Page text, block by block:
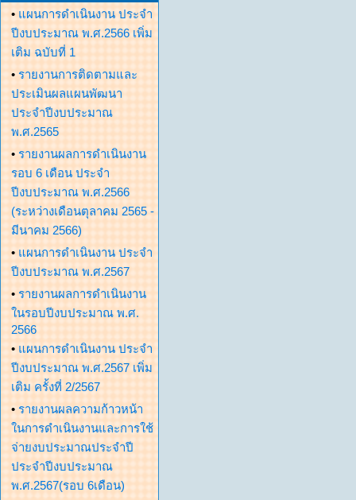
• แผนการดำเนินงาน ประจำ
ปีงบประมาณ พ.ศ.2566 เพิ่ม
เติม ฉบับที่ 1
• รายงานการติดตามและ
ประเมินผลแผนพัฒนา
ประจำปีงบประมาณ
พ.ศ.2565
• รายงานผลการดำเนินงาน
รอบ 6 เดือน ประจำ
ปีงบประมาณ พ.ศ.2566
(ระหว่างเดือนตุลาคม 2565 -
มีนาคม 2566)
• แผนการดำเนินงาน ประจำ
ปีงบประมาณ พ.ศ.2567
• รายงานผลการดำเนินงาน
ในรอบปีงบประมาณ พ.ศ.
2566
• แผนการดำเนินงาน ประจำ
ปีงบประมาณ พ.ศ.2567 เพิ่ม
เติม ครั้งที่ 2/2567
• รายงานผลความก้าวหน้า
ในการดำเนินงานและการใช้
จ่ายงบประมาณประจำปี
ประจำปีงบประมาณ
พ.ศ.2567(รอบ 6เดือน)